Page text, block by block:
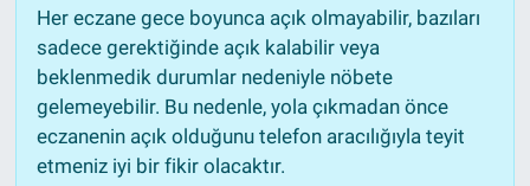
Her eczane gece boyunca açık olmayabilir, bazıları
sadece gerektiğinde açık kalabilir veya
beklenmedik durumlar nedeniyle nöbete
gelemeyebilir. Bu nedenle, yola çıkmadan önce
eczanenin açık olduğunu telefon aracılığıyla teyit
etmeniz iyi bir fikir olacaktır.
Yerel
Magazin
Bilim ve Teknoloji